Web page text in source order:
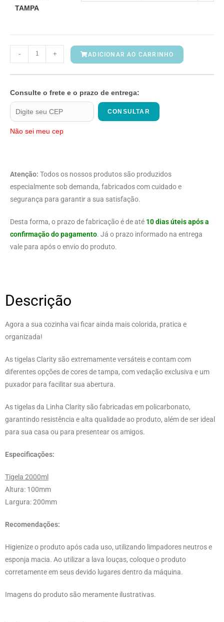
TAMPA
- + ADICIONAR AO CARRINHO
Consulte o frete e o prazo de entrega:
CONSULTAR
Não sei meu cep
Atenção: Todos os nossos produtos são produzidos
especialmente sob demanda, fabricados com cuidado e
segurança para garantir a sua satisfação.
Desta forma, o prazo de fabricação é de até 10 dias úteis após a
confirmação do pagamento. Já o prazo informado na entrega
vale para após o envio do produto.
Descrição
Agora a sua cozinha vai ficar ainda mais colorida, pratica e
organizada!
As tigelas Clarity são extremamente versáteis e contam com
diferentes opções de cores de tampa, com vedação exclusiva e um
puxador para facilitar sua abertura.
As tigelas da Linha Clarity são fabricadas em policarbonato,
garantindo resistência e alta qualidade ao produto, além de ser ideal
para sua casa ou para presentear os amigos.
Especificações:
Tigela 2000ml
Altura: 100mm
Largura: 200mm
Recomendações:
Higienize o produto após cada uso, utilizando limpadores neutros e
esponja macia. Ao utilizar a lava louças, coloque o produto
corretamente em seus devido lugares dentro da máquina.
Imagens do produto são meramente ilustrativas.